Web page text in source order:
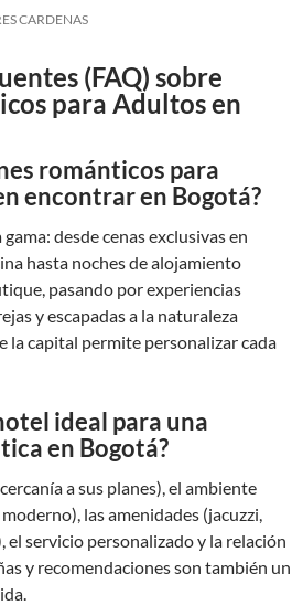
CARDENAS
(FAQ) sobre
para Adultos en
románticos para
encontrar en Bogotá?
desde cenas exclusivas en
hasta noches de alojamiento
pasando por experiencias
y escapadas a la naturaleza
la capital permite personalizar cada
ideal para una
en Bogotá?
a sus planes), el ambiente
las amenidades (jacuzzi,
servicio personalizado y la relación
y recomendaciones son también un